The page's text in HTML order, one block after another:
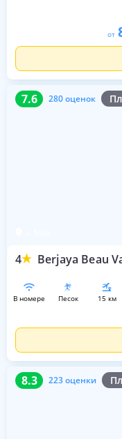
от
7.6 280 оценок
4 Berjaya Beau
7.6 280 оценок
в номере песок 15 км
8.3 223 оценки
8.3 223 оценки